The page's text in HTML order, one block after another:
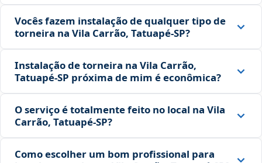
Vocês fazem instalação de qualquer tipo de
torneira na Vila Carrão, Tatuapé‑SP?
Instalação de torneira na Vila Carrão,
Tatuapé‑SP próxima de mim é econômica?
O serviço é totalmente feito no local na Vila
Carrão, Tatuapé‑SP?
Como escolher um bom profissional para